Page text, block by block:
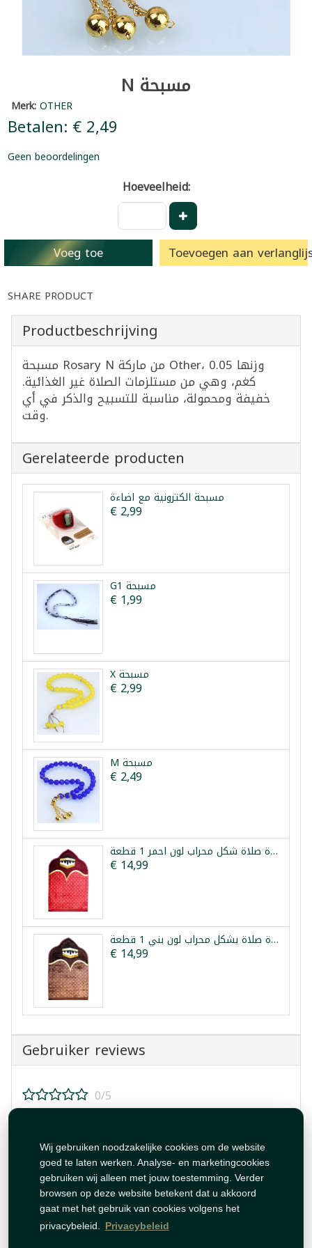
Wij gebruiken noodzakelijke cookies om de website
goed te laten werken. Analyse- en marketingcookies
gebruiken wij alleen met jouw toestemming. Verder
browsen op deze website betekent dat u akkoord
gaat met het gebruik van cookies volgens het
privacybeleid. Privacybeleid
N مسبحة
Merk:OTHER
Betalen: € 2,49
Geen beoordelingen
Hoeveelheid:
Voeg toe Toevoegen aan
SHARE PRODUCT
Productbeschrijving
مسبحة Rosary N من ماركة Other، وزنها 0.05
كغم، وهي من مستلزمات الصلاة غير الغذائية.
خفيفة ومحمولة، مناسبة للتسبيح والذكر في أي
وقت.
Gerelateerde producten
مسبحة الكترونية مع اضاءة
€ 2,99
G1 مسبحة
€ 1,99
X مسبحة
€ 2,99
M مسبحة
€ 2,49
سجادة صلاة شكل محراب لون احمر 1 قطعة
€ 14,99
سجادة صلاة بشكل محراب لون بني 1 قطعة
€ 14,99
Gebruiker reviews
0/5
Beoordeling plaatsen